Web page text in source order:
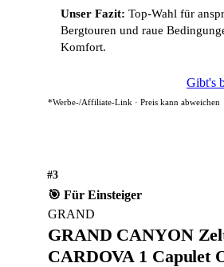
Unser Fazit: Top-Wahl für
Bergtouren und raue
Komfort.
Gibt's
*Werbe-/Affiliate-Link · Preis kann abweichen
#3
🎯 Für Einsteiger
GRAND
GRAND CANYON
CARDOVA 1 Capulet